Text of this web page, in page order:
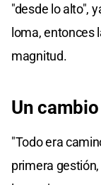
"desde lo alto",
loma, entonces
magnitud.
Un
"Todo era
primera